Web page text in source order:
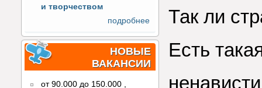
и творчеством
подробнее
НОВЫЕ
ВАКАНСИИ
от 90.000 до 150.000 ,
Так ли
Есть